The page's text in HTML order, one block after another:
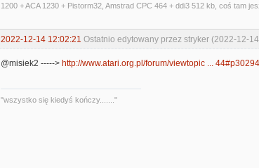
1200 + ACA 1230 + Pistorm32, Amstrad CPC 464 + ddi3 512 kb, coś tam
2022-12-14 12:02:21 Ostatnio edytowany przez stryker (2022-12-
@misiek2 -----> http://www.atari.org.pl/forum/viewtopic ...
"wszystko się kiedyś kończy......."